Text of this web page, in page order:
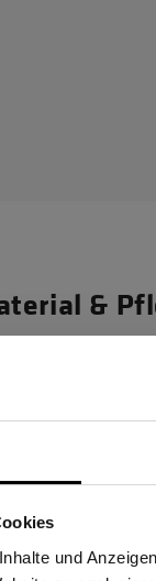
und
&
Bulldozer
Material. Das
Gewebe sorgt
Arbeit. Dank
Knieschutz für
Sind
dass ich